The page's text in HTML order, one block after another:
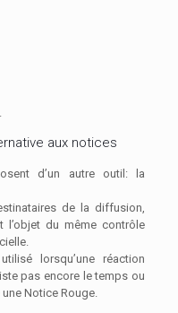
aux notices
d’un autre outil: la
de la diffusion,
l’objet du même contrôle
lorsqu’une réaction
pas encore le temps ou
Notice Rouge.